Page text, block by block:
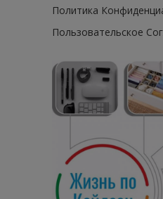
Политика
Пользовательское